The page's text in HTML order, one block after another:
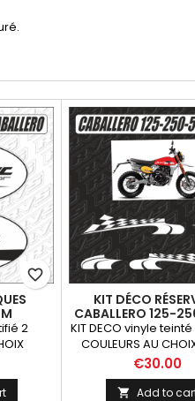
2
favorite_border
KIT DÉCO
CABALLERO 125-
700 DAMIER
KIT DECO vinyle
COULEURS AU
POUVEZ DEMANDER
COULEUR PAR SIMPLE
Price
€30.00
 Add to